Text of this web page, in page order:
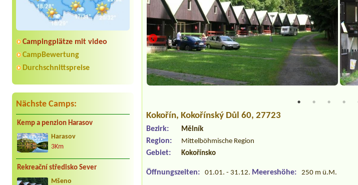
Campingplätze mit video
CampBewertung
Durchschnittspreise
Nächste Camps:
Kemp a penzion Harasov
Harasov
3Km
Rekreační středisko Sever
Mšeno
Kokořín, Kokořínský Důl 60, 27723
Bezirk: Mělník
Region: Mittelböhmische Region
Gebiet: Kokořínsko
Öffnungszeiten: 01.01. - 31.12. Meereshöhe: 250 m ü.M.